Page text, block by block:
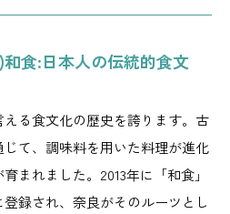
食:日本人の伝統的食文
る食文化の歴史を誇ります。古
て、調味料を用いた料理が進化
まれました。2013年に「和食」
録され、奈良がそのルーツとし